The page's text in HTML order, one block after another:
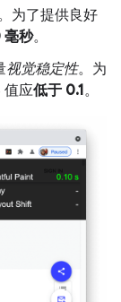
为了提供良好
毫秒。
视觉稳定性。为
值应低于 0.1。